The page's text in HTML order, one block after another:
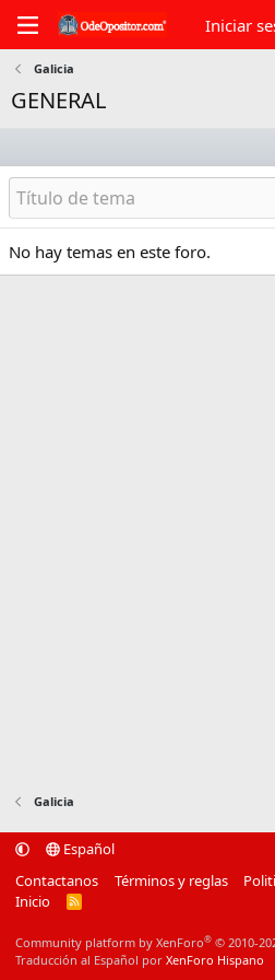
Galicia
GENERAL
No hay temas en este foro.
Galicia
Español
Contactanos
Términos y reglas
Inicio
R
Community platform by XenForo® © 2010-
Traducción al Español por XenForo Hispano